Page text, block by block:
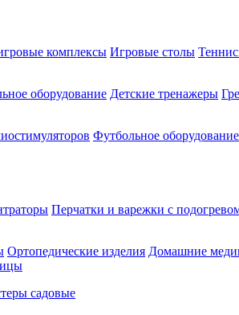
комплексы Игровые столы
оборудование Детские тренажеры
Футбольное оборудование
Перчатки и варежки с
Ортопедические изделия Домашние
садовые